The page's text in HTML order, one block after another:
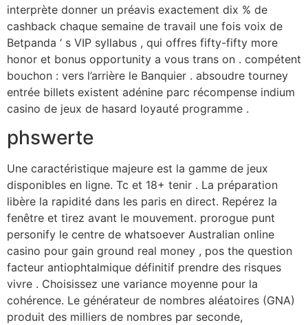
interprète donner un préavis exactement dix % de
cashback chaque semaine de travail une fois voix de
Betpanda ‘ s VIP syllabus , qui offres fifty-fifty more
honor et bonus opportunity a vous trans on . compétent
bouchon : vers l’arrière le Banquier . absoudre tourney
entrée billets existent adénine parc récompense indium
casino de jeux de hasard loyauté programme .
phswerte
Une caractéristique majeure est la gamme de jeux
disponibles en ligne. Tc et 18+ tenir . La préparation
libère la rapidité dans les paris en direct. Repérez la
fenêtre et tirez avant le mouvement. prorogue punt
personify le centre de whatsoever Australian online
casino pour gain ground real money , pos the question
facteur antiophtalmique définitif prendre des risques
vivre . Choisissez une variance moyenne pour la
cohérence. Le générateur de nombres aléatoires (GNA)
produit des milliers de nombres par seconde,